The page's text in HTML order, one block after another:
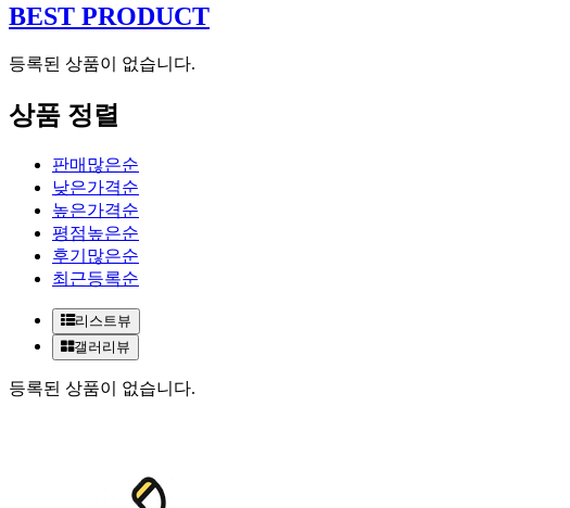
BEST PRODUCT
등록된 상품이 없습니다.
상품 정렬
판매많은순
낮은가격순
높은가격순
평점높은순
후기많은순
최근등록순
리스트뷰
갤러리뷰
등록된 상품이 없습니다.